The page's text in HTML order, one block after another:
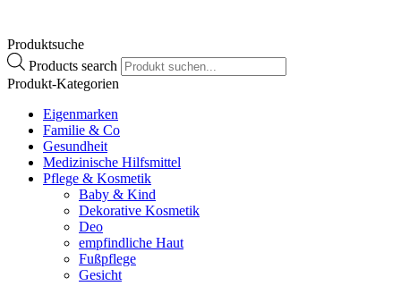
Produktsuche
Products search
Produkt-Kategorien
Eigenmarken
Familie & Co
Gesundheit
Medizinische Hilfsmittel
Pflege & Kosmetik
Baby & Kind
Dekorative Kosmetik
Deo
empfindliche Haut
Fußpflege
Gesicht